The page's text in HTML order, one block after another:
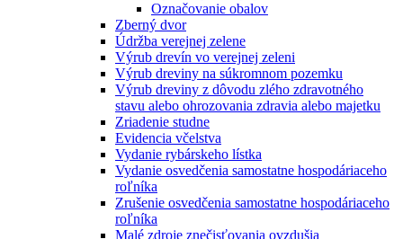
Označovanie obalov
Zberný dvor
Údržba verejnej zelene
Výrub drevín vo verejnej zeleni
Výrub dreviny na súkromnom pozemku
Výrub dreviny z dôvodu zlého zdravotného
stavu alebo ohrozovania zdravia alebo majetku
Zriadenie studne
Evidencia včelstva
Vydanie rybárskeho lístka
Vydanie osvedčenia samostatne hospodáriaceho
roľníka
Zrušenie osvedčenia samostatne hospodáriaceho
roľníka
Malé zdroje znečisťovania ovzdušia